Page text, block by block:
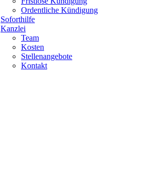
Ordentliche Kündigung
Soforthilfe
Kanzlei
Team
Kosten
Stellenangebote
Kontakt